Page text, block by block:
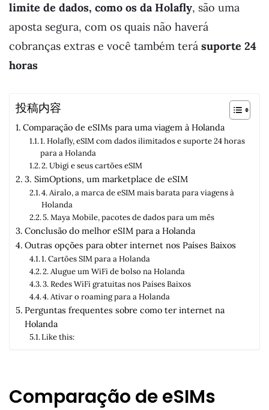
limite de dados, como os da Holafly, são uma
aposta segura, com os quais não haverá
cobranças extras e você também terá suporte 24
horas
投稿内容
Comparação de eSIMs para uma viagem à Holanda
1. Holafly, eSIM com dados ilimitados e suporte 24 horas
para a Holanda
2. Ubigi e seus cartões eSIM
3. SimOptions, um marketplace de eSIM
4. Airalo, a marca de eSIM mais barata para viagens à
Holanda
5. Maya Mobile, pacotes de dados para um mês
Conclusão do melhor eSIM para a Holanda
Outras opções para obter internet nos Países Baixos
1. Cartões SIM para a Holanda
2. Alugue um WiFi de bolso na Holanda
3. Redes WiFi gratuitas nos Países Baixos
4. Ativar o roaming para a Holanda
Perguntas frequentes sobre como ter internet na
Holanda
Like this:
Comparação de eSIMs